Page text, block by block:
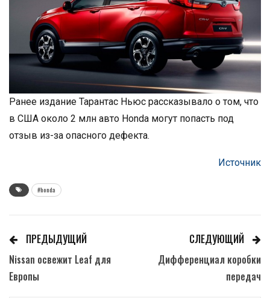
Ранее издание Тарантас Ньюс рассказывало о том, что
в США около 2 млн авто Honda могут попасть под
отзыв из-за опасного дефекта.
Источник
#honda
ПРЕДЫДУЩИЙ
Nissan освежит Leaf для
Европы
СЛЕДУЮЩИЙ
Дифференциал коробки
передач